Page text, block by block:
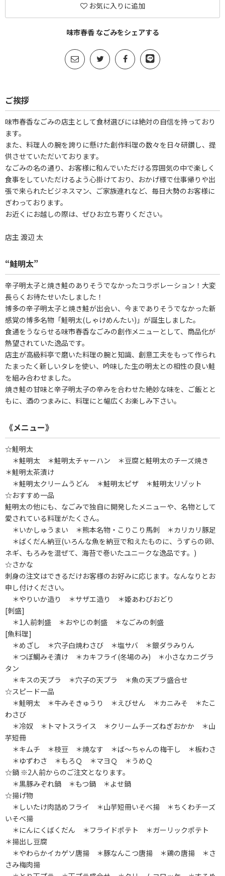
お気に入りに追加
味市春香 なごみをシェアする
ご挨拶
味市春香なごみの店主として食材選びには絶対の自信を持っており
ます。
また、料理人の腕を誇りに懸けた創作料理の数々を日々研鑽し、提
供させていただいております。
なごみの名の通り、お客様に和んでいただける雰囲気の中で楽しく
食事をしていただけるよう心掛けており、おかげ様で仕事帰りや出
張で来られたビジネスマン、ご家族連れなど、毎日大勢のお客様に
ぎわっております。
お近くにお越しの際は、ぜひお立ち寄りください。
店主 渡辺 太
“鮭明太”
辛子明太子と焼き鮭のありそうでなかったコラボレーション！大変
長らくお待たせいたしました！
博多の辛子明太子と焼き鮭が出会い、今までありそうでなかった新
感覚の博多名物「鮭明太(しゃけめんたい)」が誕生しました。
食通をうならせる味市春香なごみの創作メニューとして、商品化が
熱望されていた逸品です。
店主が高級料亭で磨いた料理の腕と知識、創意工夫をもって作られ
たまったく新しいタレを使い、吟味した生の明太との相性の良い鮭
を組み合わせました。
焼き鮭の甘味と辛子明太子の辛みを合わせた絶妙な味を、ご飯とと
もに、酒のつまみに、料理にと幅広くお楽しみ下さい。
《メニュー》
☆鮭明太
＊鮭明太 ＊鮭明太チャーハン ＊豆腐と鮭明太のチーズ焼き
＊鮭明太茶漬け
＊鮭明太クリームうどん ＊鮭明太ピザ ＊鮭明太リゾット
☆おすすめ一品
鮭明太の他にも、なごみで独自に開発したメニューや、名物として
愛されている料理がたくさん。
＊いかしゅうまい ＊熊本名物・こりこり馬刺 ＊カリカリ豚足
＊ばくだん納豆(いろんな魚を納豆で和えたものに、うずらの卵、
ネギ、もろみを混ぜて、海苔で巻いたユニークな逸品です。)
☆さかな
刺身の注文はできるだけお客様のお好みに応じます。なんなりとお
申し付けください。
＊やりいか造り ＊サザエ造り ＊姫あわびおどり
[刺盛]
＊1人前刺盛 ＊おやじの刺盛 ＊なごみの刺盛
[魚料理]
＊めざし ＊穴子白焼わさび ＊塩サバ ＊銀ダラみりん
＊つぼ鯛みそ漬け ＊カキフライ(冬場のみ) ＊小さなカニグラ
タン
＊キスの天プラ ＊穴子の天プラ ＊魚の天プラ盛合せ
☆スピード一品
＊鮭明太 ＊牛みそきゅうり ＊えびせん ＊カニみそ ＊たこ
わさび
＊冷奴 ＊トマトスライス ＊クリームチーズねぎおかか ＊山
芋短冊
＊キムチ ＊枝豆 ＊焼なす ＊ば～ちゃんの梅干し ＊板わさ
＊ゆずわさ ＊もろＱ ＊マヨＱ ＊うめＱ
☆鍋 ※2人前からのご注文となります。
＊黒豚みぞれ鍋 ＊もつ鍋 ＊よせ鍋
☆揚げ物
＊しいたけ肉詰めフライ ＊山芋短冊いそべ揚 ＊ちくわチーズ
いそべ揚
＊にんにくばくだん ＊フライドポテト ＊ガーリックポテト
＊揚出し豆腐
＊やわらかイカゲソ唐揚 ＊豚なんこつ唐揚 ＊鶏の唐揚 ＊さ
さみ梅肉揚